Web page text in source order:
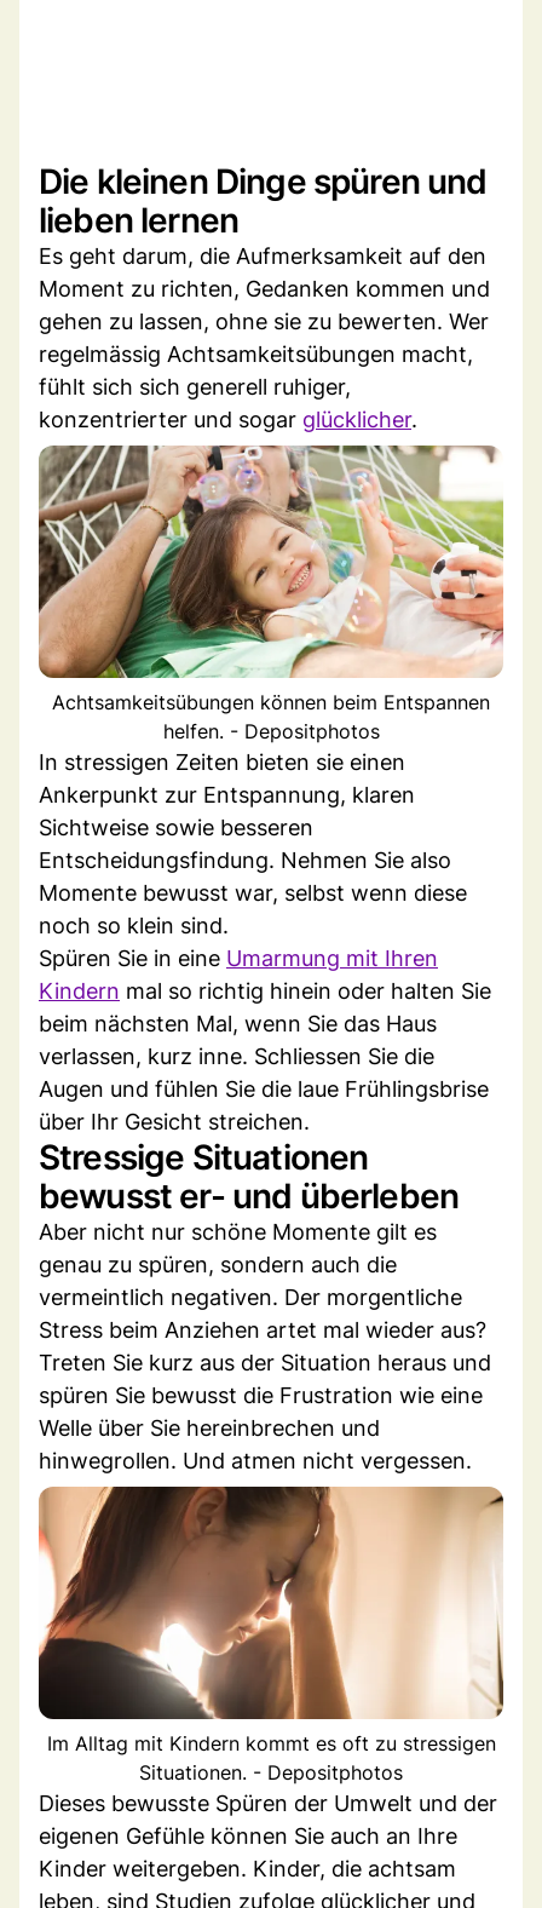
Die kleinen Dinge spüren und
lieben lernen
Es geht darum, die Aufmerksamkeit auf den
Moment zu richten, Gedanken kommen und
gehen zu lassen, ohne sie zu bewerten. Wer
regelmässig Achtsamkeitsübungen macht,
fühlt sich sich generell ruhiger,
konzentrierter und sogar glücklicher.
Achtsamkeitsübungen können beim Entspannen
helfen. - Depositphotos
In stressigen Zeiten bieten sie einen
Ankerpunkt zur Entspannung, klaren
Sichtweise sowie besseren
Entscheidungsfindung. Nehmen Sie also
Momente bewusst war, selbst wenn diese
noch so klein sind.
Spüren Sie in eine Umarmung mit Ihren
Kindern mal so richtig hinein oder halten Sie
beim nächsten Mal, wenn Sie das Haus
verlassen, kurz inne. Schliessen Sie die
Augen und fühlen Sie die laue Frühlingsbrise
über Ihr Gesicht streichen.
Stressige Situationen
bewusst er- und überleben
Aber nicht nur schöne Momente gilt es
genau zu spüren, sondern auch die
vermeintlich negativen. Der morgentliche
Stress beim Anziehen artet mal wieder aus?
Treten Sie kurz aus der Situation heraus und
spüren Sie bewusst die Frustration wie eine
Welle über Sie hereinbrechen und
hinwegrollen. Und atmen nicht vergessen.
Im Alltag mit Kindern kommt es oft zu stressigen
Situationen. - Depositphotos
Dieses bewusste Spüren der Umwelt und der
eigenen Gefühle können Sie auch an Ihre
Kinder weitergeben. Kinder, die achtsam
leben, sind Studien zufolge glücklicher und